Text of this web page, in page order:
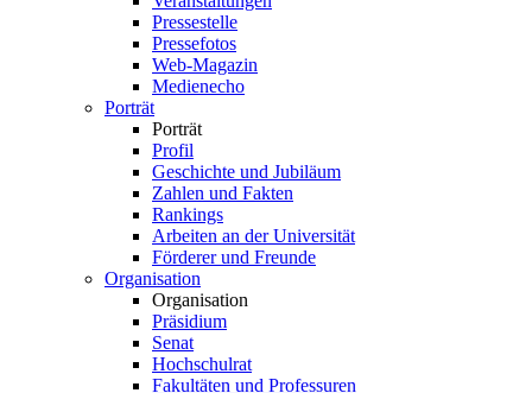
Pressestelle
Pressefotos
Web-Magazin
Medienecho
Porträt
Porträt
Profil
Geschichte und Jubiläum
Zahlen und Fakten
Rankings
Arbeiten an der Universität
Förderer und Freunde
Organisation
Organisation
Präsidium
Senat
Hochschulrat
Fakultäten und Professuren